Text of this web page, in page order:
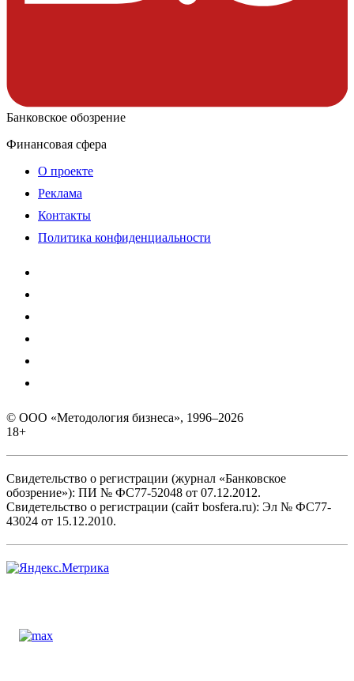
Банковское обозрение
Финансовая сфера
О проекте
Реклама
Контакты
Политика конфиденциальности
© ООО «Методология бизнеса», 1996–2026
18+
Свидетельство о регистрации (журнал «Банковское
обозрение»): ПИ № ФС77-52048 от 07.12.2012.
Свидетельство о регистрации (сайт bosfera.ru): Эл № ФС77-
43024 от 15.12.2010.